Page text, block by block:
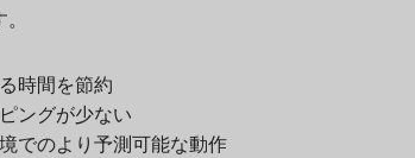
時間を節約
ングが少ない
でのより予測可能な動作